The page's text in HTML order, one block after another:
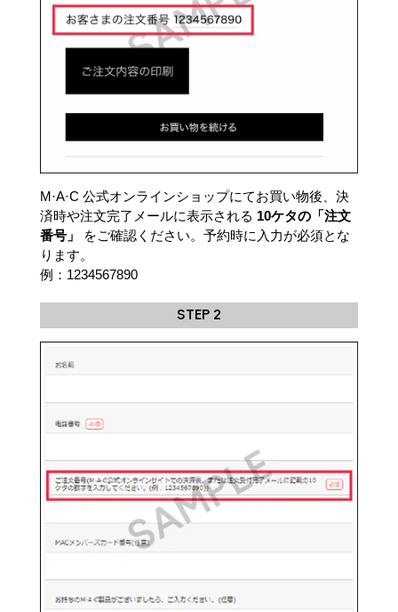
M·A·C 公式オンラインショップにてお買い物後、決
済時や注文完了メールに表示される 10ケタの「注文
番号」
をご確認ください。予約時に入力が必須とな
ります。
例：1234567890
STEP 2